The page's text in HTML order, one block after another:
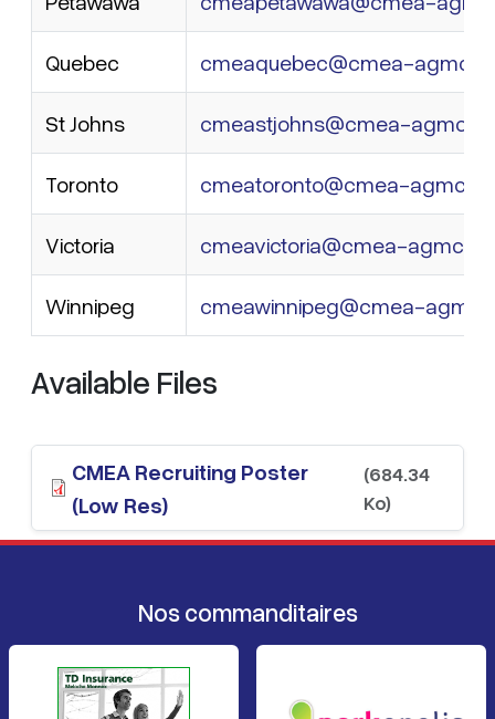
Quebec cmeaquebec@cmea-
St Johns cmeastjohns@cmea-agmc.ca
Toronto cmeatoronto@cmea-agmc.ca
Victoria cmeavictoria@cmea-agmc.ca
Winnipeg cmeawinnipeg@cmea-
Available Files
CMEA Recruiting Poster
(Low Res)
(684.34
Ko)
Nos commanditaires